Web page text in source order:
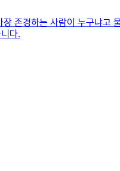
존경하는 사람이 누구냐고
다.